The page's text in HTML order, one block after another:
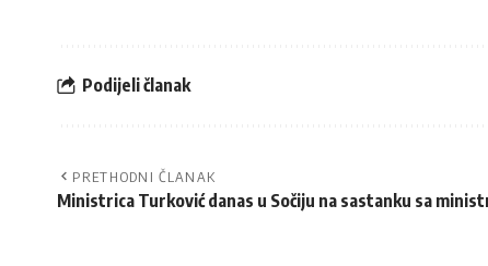
Podijeli članak
PRETHODNI ČLANAK
Ministrica Turković danas u Sočiju na sastanku sa